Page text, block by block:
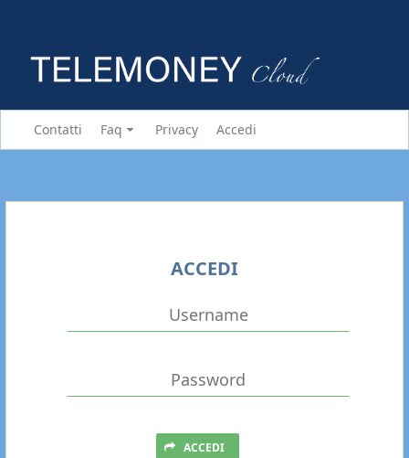
Contatti Faq Privacy Accedi
ACCEDI
ACCEDI